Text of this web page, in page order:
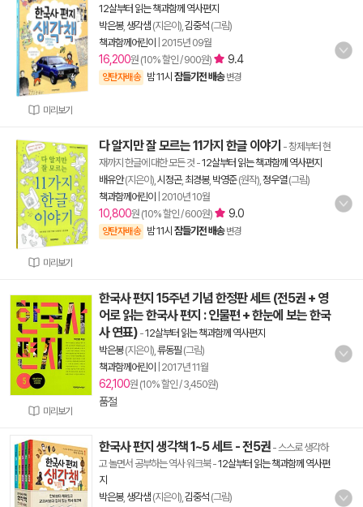
미리보기
12살부터 읽는 책과함께 역사편지
박은봉, 생각샘 (지은이), 김중석 (그림)
책과함께어린이
2015년 09월
16,200원 (10% 할인 / 900원) 9.4
양탄자배송 밤 11시 잠들기전 배송 변경
미리보기
다 알지만 잘 모르는 11가지 한글 이야기 - 창제부터 현
재까지 한글에 대한 모든 것 -12살부터 읽는 책과함께 역사편지
배유안(지은이), 시정곤, 최경봉, 박영준(원작), 정우열(그림)
책과함께어린이
2010년 10월
10,800원 (10% 할인 / 600원) 9.0
양탄자배송 밤 11시 잠들기전 배송 변경
미리보기
한국사 편지 15주년 기념 한정판 세트 (전5권 + 영
어로 읽는 한국사 편지 : 인물편 + 한눈에 보는 한국
사 연표) -12살부터 읽는 책과함께 역사편지
박은봉(지은이), 류동필 (그림)
책과함께어린이
2017년 11월
62,100원 (10% 할인 / 3,450원)
품절
한국사 편지 생각책 1~5 세트 - 전5권 - 스스로 생각하
고 놀면서 공부하는 역사 워크북-12살부터 읽는 책과함께 역사편
지
박은봉, 생각샘 (지은이), 김중석 (그림)